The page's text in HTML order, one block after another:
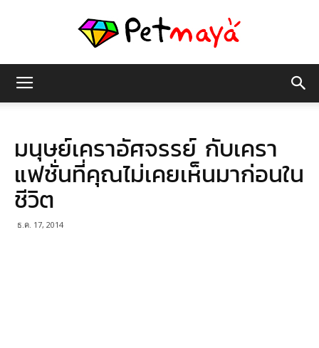
มายา
มนุษย์เคราอัศจรรย์ กับเครา
แฟชั่นที่คุณไม่เคยเห็นมาก่อนใน
ชีวิต
ธ.ค. 17, 2014